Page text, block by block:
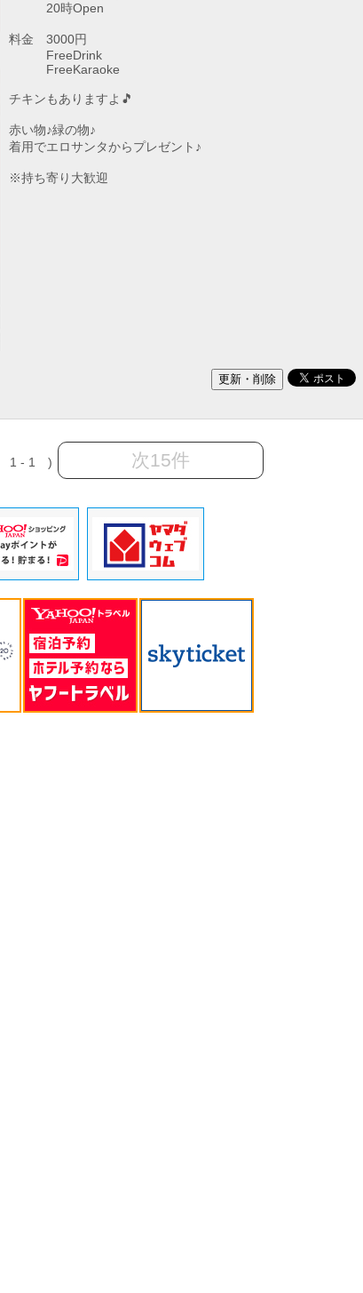
20時Open
料金 3000円
FreeDrink
FreeKaraoke
チキンもありますよ🎵
赤い物♪緑の物♪
着用でエロサンタからプレゼント♪
※持ち寄り大歓迎
1 - 1 ) 次15件